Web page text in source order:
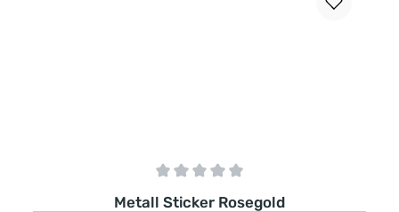
Durchschnittliche Bewertung von 0 von 5 Sternen
Metall Sticker Rosegold